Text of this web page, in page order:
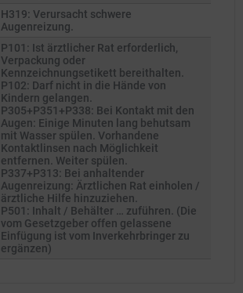
H319: Verursacht schwere
Augenreizung.
P101: Ist ärztlicher Rat erforderlich,
Verpackung oder
Kennzeichnungsetikett bereithalten.
P102: Darf nicht in die Hände von
Kindern gelangen.
P305+P351+P338: Bei Kontakt mit den
Augen: Einige Minuten lang behutsam
mit Wasser spülen. Vorhandene
Kontaktlinsen nach Möglichkeit
entfernen. Weiter spülen.
P337+P313: Bei anhaltender
Augenreizung: Ärztlichen Rat einholen /
ärztliche Hilfe hinzuziehen.
P501: Inhalt / Behälter … zuführen. (Die
vom Gesetzgeber offen gelassene
Einfügung ist vom Inverkehrbringer zu
ergänzen)